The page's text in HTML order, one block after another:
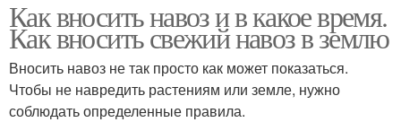
Как вносить навоз и в какое время.
Как вносить свежий навоз в землю
Вносить навоз не так просто как может показаться.
Чтобы не навредить растениям или земле, нужно
соблюдать определенные правила.